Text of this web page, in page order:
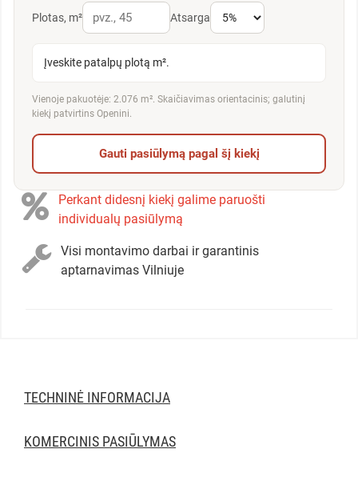
Plotas, m² Atsarga
Įveskite patalpų plotą m².
Vienoje pakuotėje: 2.076 m². Skaičiavimas orientacinis; galutinį
kiekį patvirtins Openini.
Gauti pasiūlymą pagal šį kiekį
Perkant didesnį kiekį galime paruošti
individualų pasiūlymą
Visi montavimo darbai ir garantinis
aptarnavimas Vilniuje
TECHNINĖ INFORMACIJA
KOMERCINIS PASIŪLYMAS